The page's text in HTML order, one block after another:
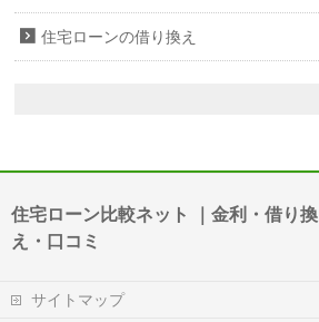
住宅ローンの借り換え
住宅ローン比較ネット ｜金利・借り換
え・口コミ
サイトマップ